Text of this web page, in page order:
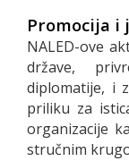
Promocija i
NALED-ove
države,
diplomatije, i
priliku za
organizacije
stručnim